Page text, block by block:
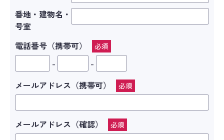
番地・建物名・
号室
電話番号（携帯可）
必須
-
-
メールアドレス（携帯可）
必須
メールアドレス（確認） 必須